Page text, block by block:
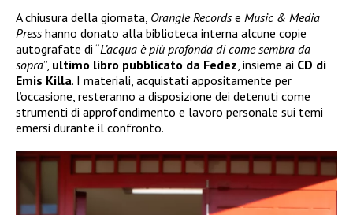
A chiusura della giornata, Orangle Recordse Music & Media
Presshanno donato alla biblioteca interna alcune copie
autografate di “L’acqua è più profonda di come sembra da
sopra”, ultimo libro pubblicato da Fedez, insieme ai CD di
Emis Killa. I materiali, acquistati appositamente per
l’occasione, resteranno a disposizione dei detenuti come
strumenti di approfondimento e lavoro personale sui temi
emersi durante il confronto.